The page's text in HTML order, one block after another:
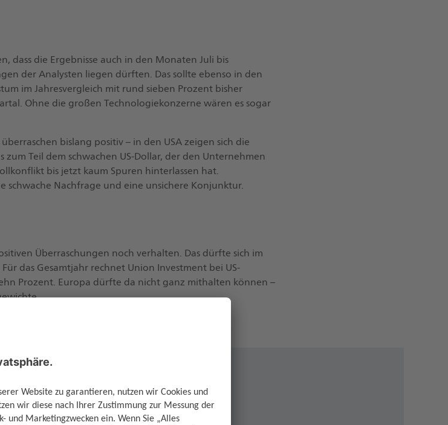
dass die Ergebnisse auch in den Monaten Juli bis
der Analysten liegen dürften. Das sollte ebenso in den
im Jahresvergleich mit rund sieben Prozent bisher
Ohne die großen Technologiekonzerne wären es sogar
bislang positiv – in den USA zeigen sich die
zum Teil dem schwachen US-Dollar, der den Unternehmen
bis jetzt kaum Spuren hinterlassen hat.
Nachfrage und eine unsichere Konjunktur.
Überraschungen noch verhalten. Das dürfte sich im
das Gesamtjahr rechnet Union Investment bei US-
Prozent. Europa dürfte da nicht ganz mithalten können –